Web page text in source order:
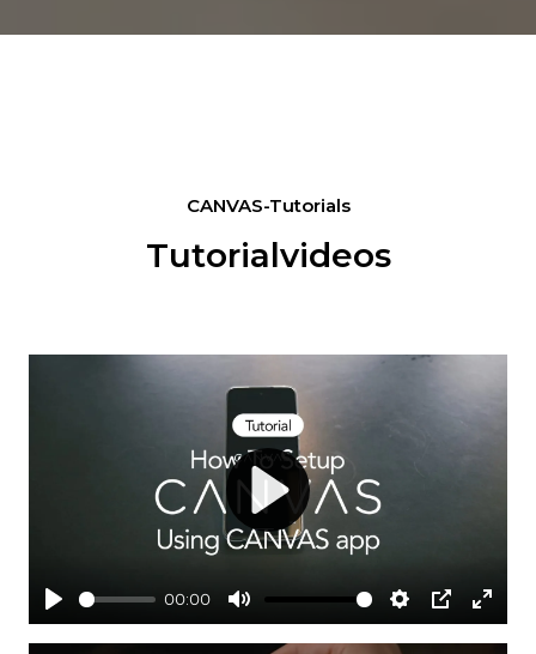
CANVAS-Tutorials
Tutorialvideos
Play
00:00
Mute Settings
PIP Enter
Play